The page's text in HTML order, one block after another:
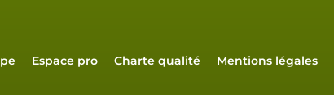
Espace pro Charte qualité Mentions légales